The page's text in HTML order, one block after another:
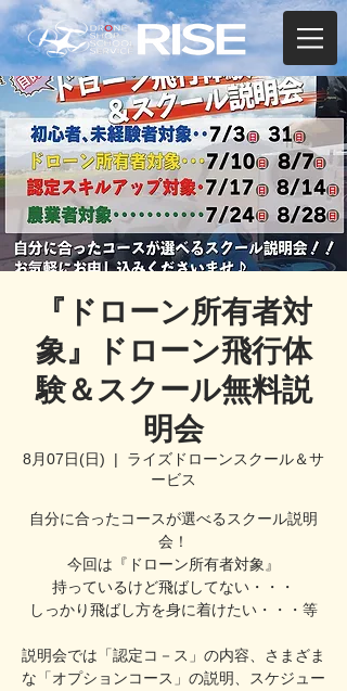
『ドローン所有者対
象』ドローン飛行体
験＆スクール無料説
明会
8月07日(日)
  |
ライズドローンスクール＆サ
ービス
自分に合ったコースが選べるスクール説明
会！
今回は『ドローン所有者対象』
持っているけど飛ばしてない・・・
しっかり飛ばし方を身に着けたい・・・等
説明会では「認定コ－ス」の内容、さまざま
な「オプションコース」の説明、スケジュー